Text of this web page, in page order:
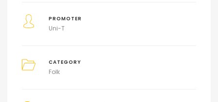
PROMOTER
Uni-T
CATEGORY
Folk